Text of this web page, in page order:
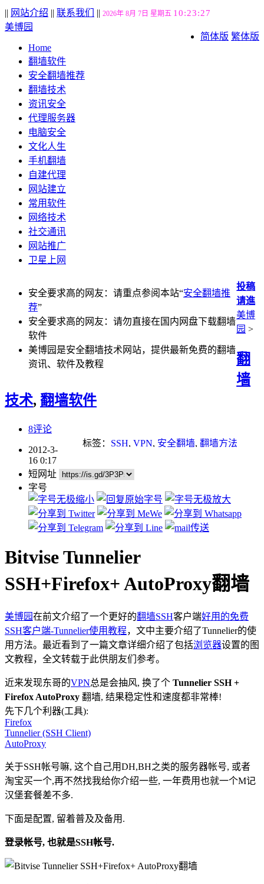
|| 网站介绍 || 联系我们 || 2026年 8月 7日 星期五 10:23:28
简体版 繁体版
美博园
Home
翻墙软件
安全翻墙推荐
翻墙技术
资讯安全
代理服务器
电脑安全
文化人生
手机翻墙
自建代理
网站建立
常用软件
网络技术
社交通讯
网站推广
卫星上网
安全要求高的网友：请重点参阅本站“安全翻墙推
荐”
安全要求高的网友：请勿直接在国内网盘下载翻墙
软件
美博园是安全翻墙技术网站，提供最新免费的翻墙
资讯、软件及教程
投稿
请進
美博
园 >
翻
墙
技术, 翻墙软件
8评论
标签： SSH, VPN, 安全翻墙, 翻墙方法
2012-3-
16 0:17
短网址
字号
Bitvise Tunnelier
SSH+Firefox+ AutoProxy翻墙
美博园在前文介绍了一个更好的翻墙SSH客户端好用的免费
SSH客户端-Tunnelier使用教程，文中主要介绍了Tunnelier的使
用方法。最近看到了一篇文章详细介绍了包括浏览器设置的图
文教程，全文转载于此供朋友们参考。
近来发现东哥的VPN总是会抽风, 换了个 Tunnelier SSH +
Firefox AutoProxy 翻墙, 结果稳定性和速度都非常棒!
先下几个利器(工具):
Firefox
Tunnelier (SSH Client)
AutoProxy
关于SSH帐号嘛, 这个自己用DH,BH之类的服务器帐号, 或者
淘宝买一个,再不然找我给你介绍一些, 一年费用也就一个M记
汉堡套餐差不多.
下面是配置, 留着普及及备用.
登录帐号, 也就是SSH帐号.